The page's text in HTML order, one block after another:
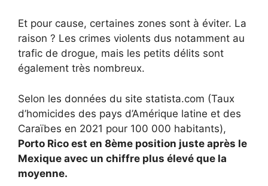
Et pour cause, certaines zones sont à éviter. La
raison ? Les crimes violents dus notamment au
trafic de drogue, mais les petits délits sont
également très nombreux.
Selon les données du site statista.com (Taux
d’homicides des pays d’Amérique latine et des
Caraïbes en 2021 pour 100 000 habitants),
Porto Rico est en 8ème position juste après le
Mexique avec un chiffre plus élevé que la
moyenne.